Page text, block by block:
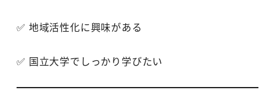
✅ 地域活性化に興味がある
✅ 国立大学でしっかり学びたい